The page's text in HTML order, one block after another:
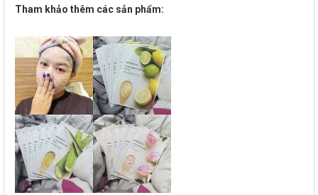
Tham khảo thêm các sản phẩm: